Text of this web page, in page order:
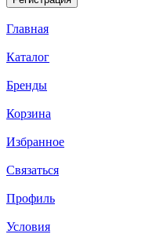
Главная
Каталог
Бренды
Корзина
Избранное
Связаться
Профиль
Условия